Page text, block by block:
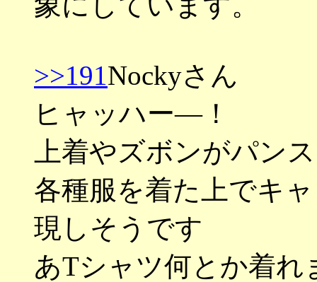
>>191Nockyさん
ヒャッハー―！
上着やズボンがパン
各種服を着た上でキ
現しそうです
あTシャツ何とか着